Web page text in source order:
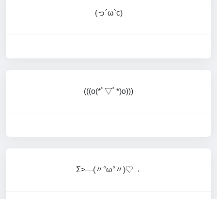
(っ´ω`c)
(((o(*ﾟ▽ﾟ*)o)))
Σ>―(〃°ω°〃)♡→